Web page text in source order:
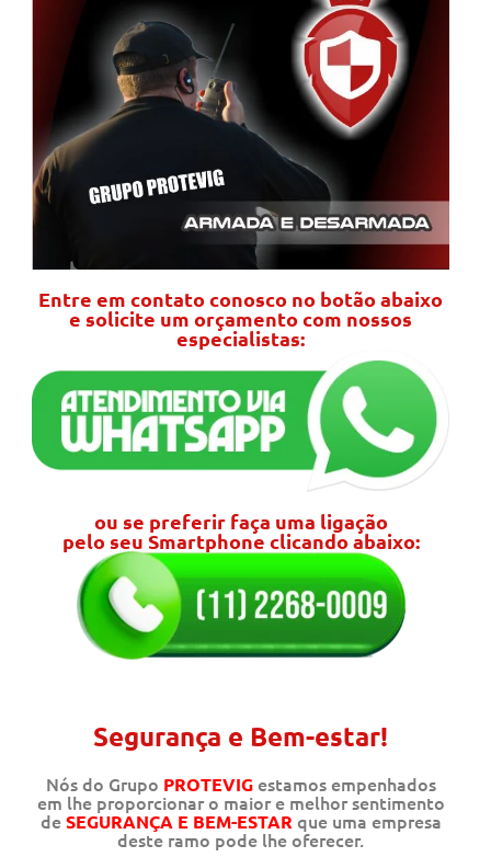
Entre em contato conosco no botão abaixo
e solicite um orçamento com nossos
especialistas:
ou se preferir faça uma ligação
pelo seu Smartphone clicando abaixo:
Segurança e Bem-estar!
Nós do Grupo PROTEVIGestamos empenhados
em lhe proporcionar o maior e melhor sentimento
deSEGURANÇA E BEM-ESTAR que uma empresa
deste ramo pode lhe oferecer.